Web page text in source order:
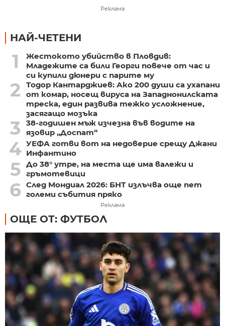
Реклама
НАЙ-ЧЕТЕНИ
1
Жестокото убийство в Пловдив:
Младежите са били Георги повече от час и
си купили дюнери с парите му
2
Тодор Кантарджиев: Ако 200 души са ухапани
от комар, носещ вируса на Западнонилската
треска, един развива тежко усложнение,
засягащо мозъка
3
38-годишен мъж изчезна във водите на
язовир „Доспат“
4 УЕФА готви вот на недоверие срещу Джани
Инфантино
5 До 38° утре, на места ще има валежи и
гръмотевици
6 След Мондиал 2026: БНТ излъчва още пет
големи събития пряко
Реклама
ОЩЕ ОТ: ФУТБОЛ